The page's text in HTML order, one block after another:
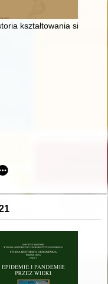
mojego życia : ksiądz
kształtowania się
Moczara